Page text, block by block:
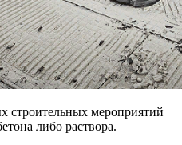
строительных мероприятий
либо раствора.